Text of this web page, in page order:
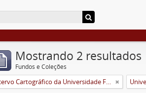
Mostrando 2 resultados
Fundos e Coleções
Acervo Cartográfico da Universidade Federal de Viçosa